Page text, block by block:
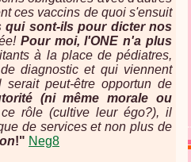
ces vaccins de quoi s'ensuit
qui sont-ils pour dicter nos
Pour moi, l'ONE n'a plus
à la place de pédiatres,
diagnostic et qui viennent
serait peut-être opportun de
(ni même morale ou
rôle (cultive leur égo?), il
de services et non plus de
!" Neg8